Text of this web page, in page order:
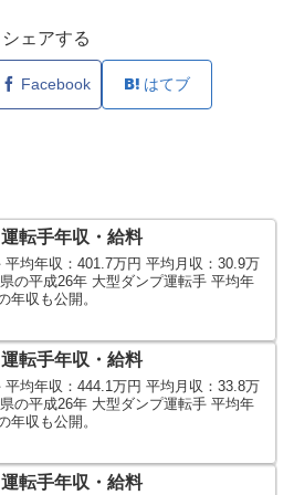
シェアする
Facebook はてブ
転手年収・給料
均年収：401.7万円 平均月収：30.9万
の平成26年 大型ダンプ運転手 平均年
年収も公開。
転手年収・給料
均年収：444.1万円 平均月収：33.8万
の平成26年 大型ダンプ運転手 平均年
年収も公開。
転手年収・給料